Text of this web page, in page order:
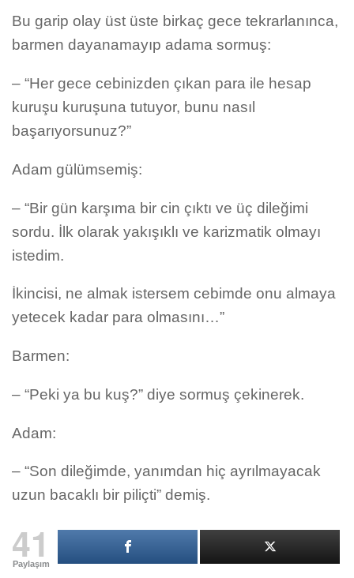
Bu garip olay üst üste birkaç gece tekrarlanınca,
barmen dayanamayıp adama sormuş:
– “Her gece cebinizden çıkan para ile hesap
kuruşu kuruşuna tutuyor, bunu nasıl
başarıyorsunuz?”
Adam gülümsemiş:
– “Bir gün karşıma bir cin çıktı ve üç dileğimi
sordu. İlk olarak yakışıklı ve karizmatik olmayı
istedim.
İkincisi, ne almak istersem cebimde onu almaya
yetecek kadar para olmasını…”
Barmen:
– “Peki ya bu kuş?” diye sormuş çekinerek.
Adam:
– “Son dileğimde, yanımdan hiç ayrılmayacak
uzun bacaklı bir piliçti” demiş.
41
Paylaşım